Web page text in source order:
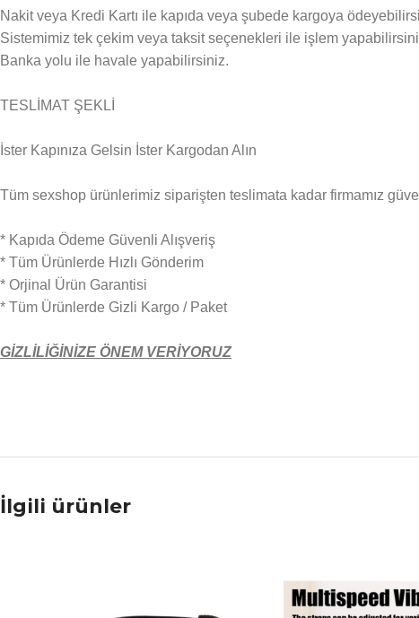
Nakit veya Kredi Kartı ile kapıda veya şubede kargoya
Sistemimiz tek çekim veya taksit seçenekleri ile işlem
Banka yolu ile havale yapabilirsiniz.
TESLİMAT ŞEKLİ
İster Kapınıza Gelsin İster Kargodan Alın
Tüm sexshop ürünlerimiz siparişten teslimata kadar firmamız
* Kapıda Ödeme Güvenli Alışveriş
* Tüm Ürünlerde Hızlı Gönderim
* Orjinal Ürün Garantisi
* Tüm Ürünlerde Gizli Kargo / Paket
GİZLİLİĞİNİZE ÖNEM VERİYORUZ
İlgili ürünler